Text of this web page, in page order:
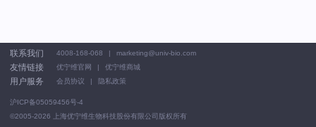
联系我们 4008-168-068 marketing@univ-bio.com
友情链接 优宁维官网 优宁维商城
用户服务 会员协议 隐私政策
沪ICP备05059456号-4
©2005-2026 上海优宁维生物科技股份有限公司版权所有